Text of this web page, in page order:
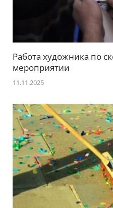
Работа художника по
мероприятии
11.11.2025